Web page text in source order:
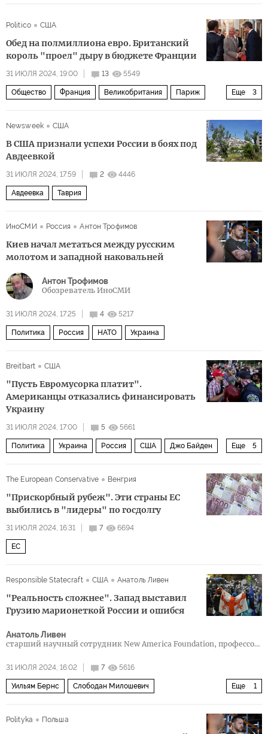
НАТО ЦРУ
Politico США
Обед на полмиллиона евро. Британский
король "проел" дыру в бюджете Франции
31 ИЮЛЯ 2024, 19:00 13 5549
Еще 3
Общество Франция Великобритания Париж
Newsweek
США
В США признали успехи России в боях под
Авдеевкой
31 ИЮЛЯ 2024, 17:59 2 4446
Авдеевка Таврия
ИноСМИ Россия Антон Трофимов
Киев начал метаться между русским
молотом и западной наковальней
Антон Трофимов
Обозреватель ИноСМИ
31 ИЮЛЯ 2024, 17:25 4 5217
Политика Россия НАТО Украина
Breitbart США
"Пусть Евромусорка платит".
Американцы отказались финансировать
Украину
31 ИЮЛЯ 2024, 17:00 5 5661
Еще 5
Политика Украина Россия США Джо Байден
The European Conservative Венгрия
"Прискорбный рубеж". Эти страны ЕС
выбились в "лидеры" по госдолгу
31 ИЮЛЯ 2024, 16:31 7 6694
ЕС
Responsible Statecraft США Анатоль Ливен
"Реальность сложнее". Запад выставил
Грузию марионеткой России и ошибся
Анатоль Ливен
старший научный сотрудник New America Foundation, профессор
31 ИЮЛЯ 2024, 16:02 7 5616
Еще 1
Уильям Бернс Слободан Милошевич
Polityka
Польша